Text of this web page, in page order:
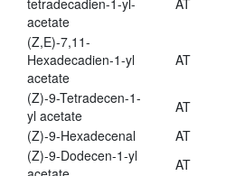
tetradecadien-1-yl-
acetate
AT
(Z,E)-7,11-
Hexadecadien-1-yl
acetate
AT
(Z)-9-Tetradecen-1-
yl acetate
AT
(Z)-9-Hexadecenal
AT
(Z)-9-Dodecen-1-yl
AT